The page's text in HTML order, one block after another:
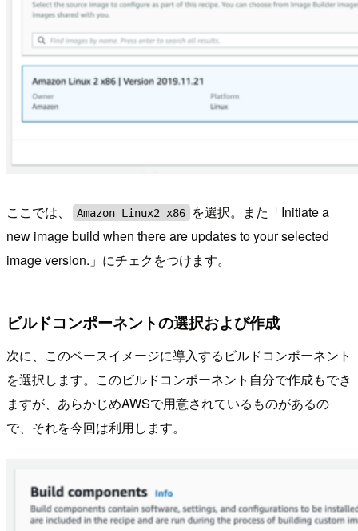
ここでは、 Amazon Linux2 x86
を選択。また「Initiate a
new image build when there are updates to your selected
image version.」にチェクをつけます。
ビルドコンポーネントの選択および作成
次に、このベースイメージに導入するビルドコンポーネント
を選択します。このビルドコンポーネント自分で作成もでき
ますが、あらかじめAWSで用意されているものがあるの
で、それを今回は利用します。